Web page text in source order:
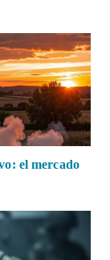
el mercado